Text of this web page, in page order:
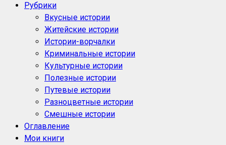
Рубрики
Вкусные истории
Житейские истории
Истории-ворчалки
Криминальные истории
Культурные истории
Полезные истории
Путевые истории
Разноцветные истории
Смешные истории
Оглавление
Мои книги